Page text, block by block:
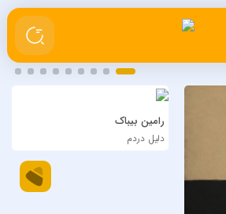
رامین بیباک
دلیل دردم